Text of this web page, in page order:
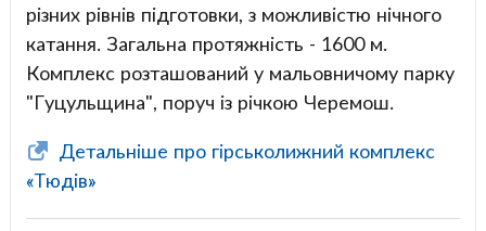
різних рівнів підготовки, з можливістю нічного
катання. Загальна протяжність - 1600 м.
Комплекс розташований у мальовничому парку
"Гуцульщина", поруч із річкою Черемош.
Детальніше про гірськолижний комплекс
«Тюдів»